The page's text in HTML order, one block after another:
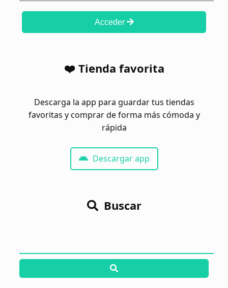
Acceder
❤️ Tienda favorita
Descarga la app para guardar tus tiendas
favoritas y comprar de forma más cómoda y
rápida
Descargar app
Buscar